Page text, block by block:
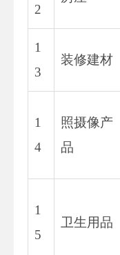
2
1
3
装修建材
1
4
照摄像产
品
1
5
卫生用品